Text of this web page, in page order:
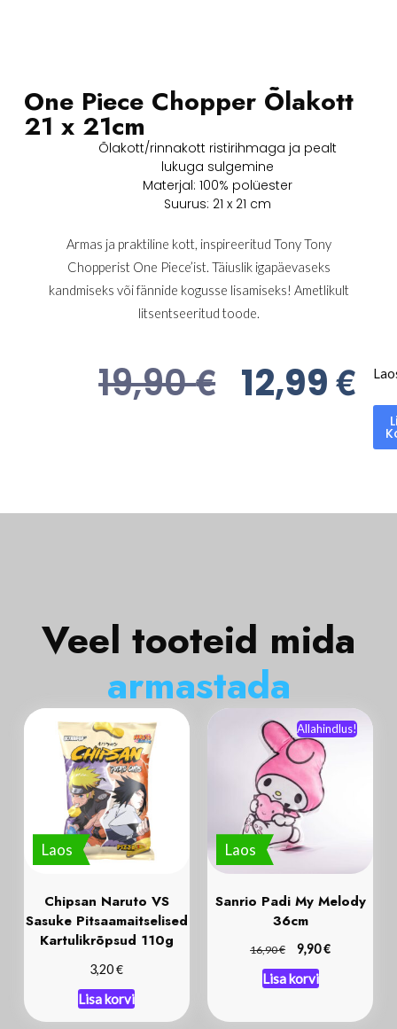
One Piece Chopper Õlakott
21 x 21cm
Õlakott/rinnakott ristirihmaga ja pealt
lukuga sulgemine
Materjal: 100% polüester
Suurus: 21 x 21 cm
Armas ja praktiline kott, inspireeritud Tony Tony
Chopperist One Piece’ist. Täiuslik igapäevaseks
kandmiseks või fännide kogusse lisamiseks! Ametlikult
litsentseeritud toode.
19,90€ 12,99€
Veel tooteid mida
armastada
Laos
Chipsan Naruto VS
Sasuke Pitsaamaitselised
Kartulikrõpsud 110g
3,20€
Lisa korvi
Laos
Allahindlus!
Sanrio Padi My Melody
36cm
16,90€ 9,90€
Lisa korvi